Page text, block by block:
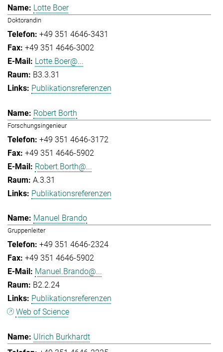
Lotte Boer
Doktorandin
+49 351 4646-3431
+49 351 4646-3002
Lotte.Boer@...
B3.3.31
Publikationsreferenzen
Robert Borth
Forschungsingenieur
+49 351 4646-3172
+49 351 4646-5902
Robert.Borth@...
A.3.31
Publikationsreferenzen
Manuel Brando
Gruppenleiter
+49 351 4646-2324
+49 351 4646-5902
Manuel.Brando@...
B2.2.24
Publikationsreferenzen
Web of Science
Ulrich Burkhardt